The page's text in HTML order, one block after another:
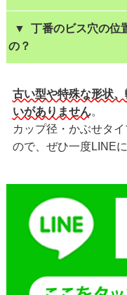
▼ 丁番のビス穴の位
の？
古い型や特殊な形状
いがありません。
カップ径・かぶせタ
ので、ぜひ一度LINE